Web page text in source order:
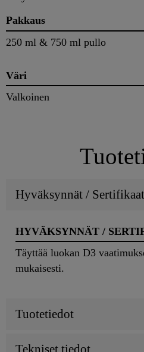
Pakkaus
250 ml & 750 ml pullo
Väri
Valkoinen
Hyväksynnät /
HYVÄKSYNNÄT /
Täyttää luokan D3
mukaisesti.
Tuotetiedot
Tekniset tiedot